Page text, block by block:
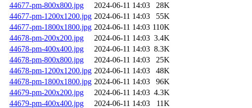
44677-pm-800x800.jpg
2024-06-11 14:03
28K
44677-pm-1200x1200.jpg 2024-06-11 14:03
55K
44677-pm-1800x1800.jpg 2024-06-11 14:03 110K
44678-pm-200x200.jpg
2024-06-11 14:03 3.4K
44678-pm-400x400.jpg
2024-06-11 14:03 8.3K
44678-pm-800x800.jpg
2024-06-11 14:03
25K
44678-pm-1200x1200.jpg 2024-06-11 14:03
48K
44678-pm-1800x1800.jpg 2024-06-11 14:03
96K
44679-pm-200x200.jpg
2024-06-11 14:03 4.3K
44679-pm-400x400.jpg
2024-06-11 14:03
11K